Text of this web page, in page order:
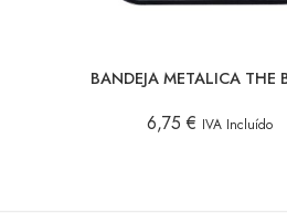
6,75 € IVA Incluído